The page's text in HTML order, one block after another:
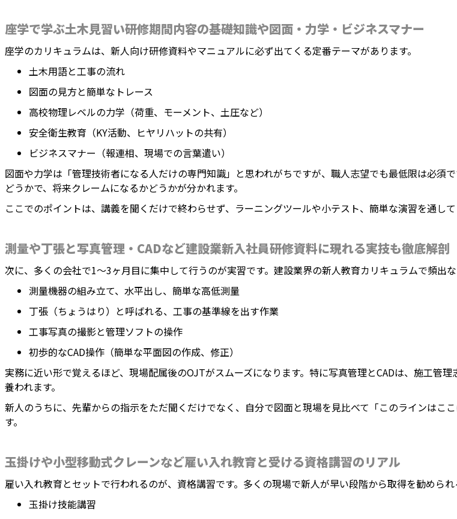
座学で学ぶ土木見習い研修期間内容の基礎知識や図面・力学・ビジネスマナー
座学のカリキュラムは、新人向け研修資料やマニュアルに必ず出てくる定番テーマがあります。
土木用語と工事の流れ
図面の見方と簡単なトレース
高校物理レベルの力学（荷重、モーメント、土圧など）
安全衛生教育（KY活動、ヒヤリハットの共有）
ビジネスマナー（報連相、現場での言葉遣い）
図面や力学は「管理技術者になる人だけの専門知識」と思われがちですが、職人志望でも最低限は必
どうかで、将来クレームになるかどうかが分かれます。
ここでのポイントは、講義を聞くだけで終わらせず、ラーニングツールや小テスト、簡単な演習を通し
測量や丁張と写真管理・CADなど建設業新入社員研修資料に現れる実技も徹底解剖
次に、多くの会社で1〜3ヶ月目に集中して行うのが実習です。建設業界の新人教育カリキュラムで頻出な
測量機器の組み立て、水平出し、簡単な高低測量
丁張（ちょうはり）と呼ばれる、工事の基準線を出す作業
工事写真の撮影と管理ソフトの操作
初歩的なCAD操作（簡単な平面図の作成、修正）
実務に近い形で覚えるほど、現場配属後のOJTがスムーズになります。特に写真管理とCADは、施工管
養われます。
新人のうちに、先輩からの指示をただ聞くだけでなく、自分で図面と現場を見比べて「このラインはこ
す。
玉掛けや小型移動式クレーンなど雇い入れ教育と受ける資格講習のリアル
雇い入れ教育とセットで行われるのが、資格講習です。多くの現場で新人が早い段階から取得を勧められ
玉掛け技能講習